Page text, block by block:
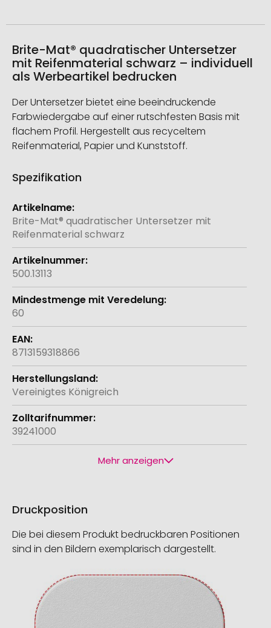
Brite-Mat® quadratischer Untersetzer
mit Reifenmaterial schwarz – individuell
als Werbeartikel bedrucken
Der Untersetzer bietet eine beeindruckende
Farbwiedergabe auf einer rutschfesten Basis mit
flachem Profil. Hergestellt aus recyceltem
Reifenmaterial, Papier und Kunststoff.
Spezifikation
Weitere
Informationen
Brite-Mat® quadratischer Untersetzer mit
Reifenmaterial schwarz
500.13113
60
8713159318866
Vereinigtes Königreich
39241000
Mehr anzeigen
Druckposition
Die bei diesem Produkt bedruckbaren Positionen
sind in den Bildern exemplarisch dargestellt.